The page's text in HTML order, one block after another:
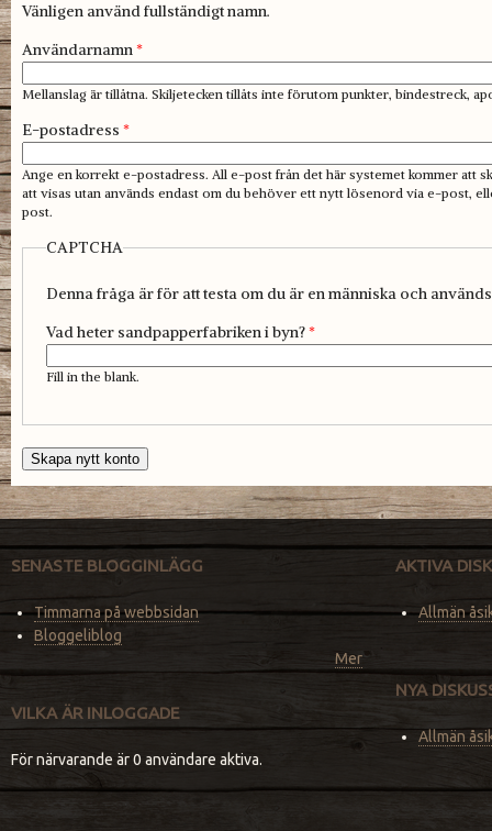
Vänligen använd fullständigt namn.
Användarnamn*
Mellanslag är tillåtna. Skiljetecken tillåts inte förutom punkter, bindestreck,
E-postadress *
Ange en korrekt e-postadress. All e-post från det här systemet kommer att
att visas utan används endast om du behöver ett nytt lösenord via e-post,
post.
CAPTCHA
Denna fråga är för att testa om du är en människa och
Vad heter sandpapperfabriken i byn?*
Fill in the blank.
SENASTE BLOGGINLÄGG
Timmarna på webbsidan
Bloggeliblog
Mer
VILKA ÄR INLOGGADE
För närvarande är 0 användare aktiva.
AKTIVA
Allmän
NYA
Allmän